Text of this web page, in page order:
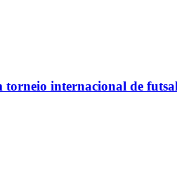
torneio internacional de